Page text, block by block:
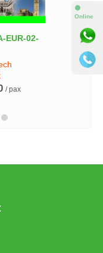
02-
/ pax
⚫
Online